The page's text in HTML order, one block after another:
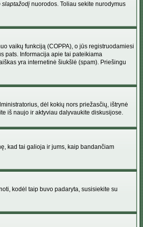
slaptažodį nuorodos. Toliau sekite nurodymus
vaikų funkciją (COPPA), o jūs registruodamiesi
pats. Informacija apie tai pateikiama
yra internetinė šiukšlė (spam). Priešingu
dėl kokių nors priežasčių, ištrynė
iš naujo ir aktyviau dalyvaukite diskusijose.
kad tai galioja ir jums, kaip bandančiam
kodėl taip buvo padaryta, susisiekite su